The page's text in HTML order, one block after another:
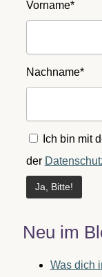
Vorname*
Nachname*
Ich bin mit
der
Neu im
Was dich